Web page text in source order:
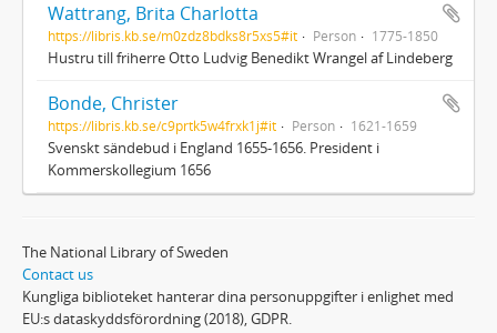
Wattrang, Brita Charlotta
https://libris.kb.se/m0zdz8bdks8r5xs5#it Person 1775-1850
Hustru till friherre Otto Ludvig Benedikt Wrangel af Lindeberg
Bonde, Christer
https://libris.kb.se/c9prtk5w4frxk1j#it Person 1621-1659
Svenskt sändebud i England 1655-1656. President i
Kommerskollegium 1656
The National Library of Sweden
Contact us
Kungliga biblioteket hanterar dina personuppgifter i enlighet med
EU:s dataskyddsförordning (2018), GDPR.